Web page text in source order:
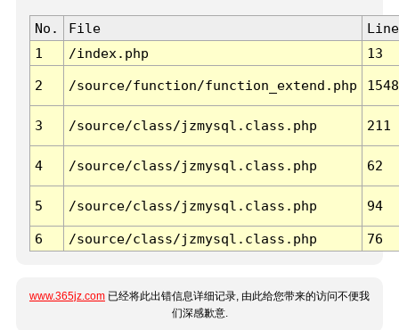
No. File
Line
1
/index.php 13
2 /source/function/function_extend.php 1548
3 /source/class/jzmysql.class.php 211
4 /source/class/jzmysql.class.php 62
5 /source/class/jzmysql.class.php 94
6 /source/class/jzmysql.class.php 76
www.365jz.com 已经将此出错信息详细记录, 由此给您带来的访问不便我
们深感歉意.